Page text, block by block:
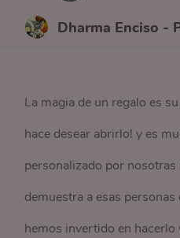
Dharma Enciso -
​​La magia de un regalo es
hace desear abrirlo! y es
personalizado por nosotras
demuestra a esas
hemos invertido en